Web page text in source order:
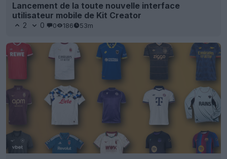
Lancement de la toute nouvelle interface
utilisateur mobile de Kit Creator
2 0 0 186 53m